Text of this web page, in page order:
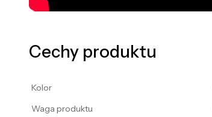
Cechy produktu
Kolor
Waga produktu